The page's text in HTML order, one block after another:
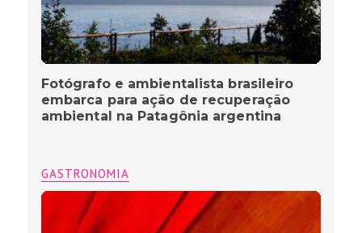
Fotógrafo e ambientalista brasileiro
embarca para ação de recuperação
ambiental na Patagônia argentina
GASTRONOMIA